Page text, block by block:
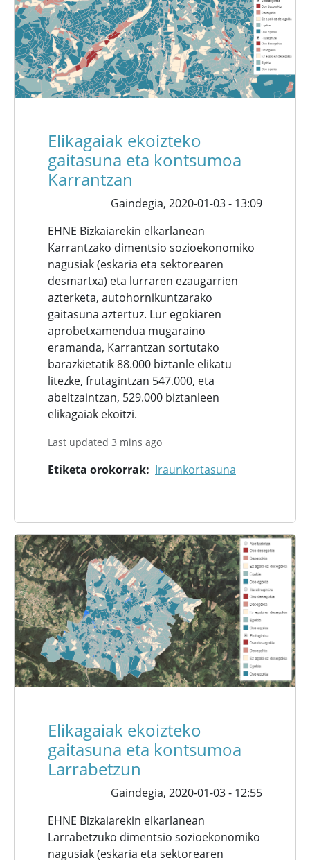
Elikagaiak ekoizteko
gaitasuna eta kontsumoa
Karrantzan
Gaindegia, 2020-01-03 - 13:09
EHNE Bizkaiarekin elkarlanean
Karrantzako dimentsio sozioekonomiko
nagusiak (eskaria eta sektorearen
desmartxa) eta lurraren ezaugarrien
azterketa, autohornikuntzarako
gaitasuna aztertuz. Lur egokiaren
aprobetxamendua mugaraino
eramanda, Karrantzan sortutako
barazkietatik 88.000 biztanle elikatu
litezke, frutagintzan 547.000, eta
abeltzaintzan, 529.000 biztanleen
elikagaiak ekoitzi.
Last updated 3 mins ago
Etiketa orokorrak Iraunkortasuna
Elikagaiak ekoizteko
gaitasuna eta kontsumoa
Larrabetzun
Gaindegia, 2020-01-03 - 12:55
EHNE Bizkaiarekin elkarlanean
Larrabetzuko dimentsio sozioekonomiko
nagusiak (eskaria eta sektorearen